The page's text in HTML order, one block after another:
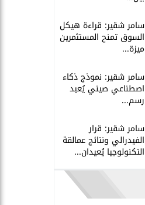
سامر شقير: قراءة هيكل
السوق تمنح المستثمرين
ميزة...
سامر شقير: نموذج ذكاء
اصطناعي صيني يُعيد
رسم...
سامر شقير: قرار
الفيدرالي ونتائج عمالقة
التكنولوجيا يُعيدان...